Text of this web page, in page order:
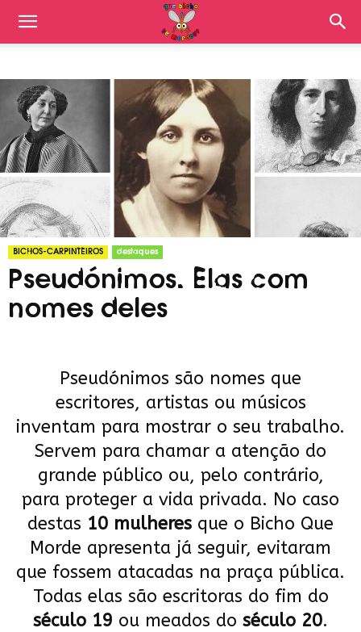
BICHOS-CARPINTEIROS destaques
Pseudónimos. Elas com
nomes deles
Pseudónimos são nomes que
escritores, artistas ou músicos
inventam para mostrar o seu trabalho.
Servem para chamar a atenção do
grande público ou, pelo contrário,
para proteger a vida privada. No caso
destas 10 mulheres que o Bicho Que
Morde apresenta já seguir, evitaram
que fossem atacadas na praça pública.
Todas elas são escritoras do fim do
século 19 ou meados do século 20.